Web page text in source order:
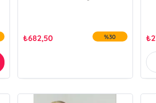
₺682,50 %30 ₺